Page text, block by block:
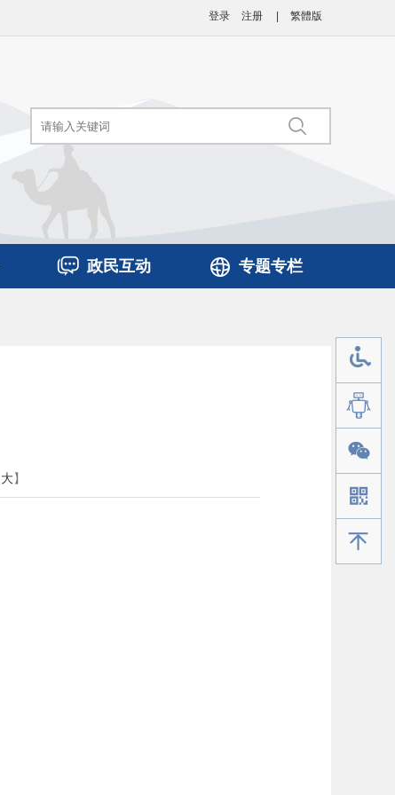
登录 注册 繁體版
政民互动 专题专栏
大】
手机版